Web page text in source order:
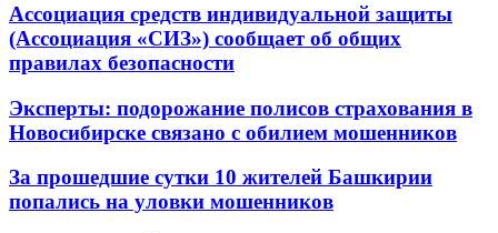
Ассоциация средств индивидуальной защиты
(Ассоциация «СИЗ») сообщает об общих
правилах безопасности
Эксперты: подорожание полисов страхования в
Новосибирске связано с обилием мошенников
За прошедшие сутки 10 жителей Башкирии
попались на уловки мошенников